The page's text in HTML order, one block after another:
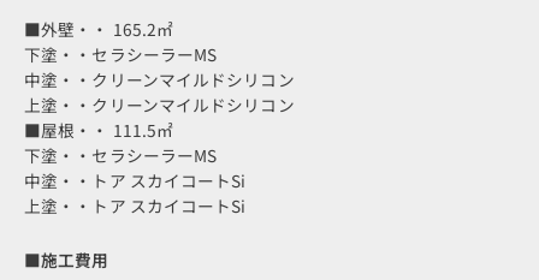
■外壁・・ 165.2㎡
下塗・・セラシーラーMS
中塗・・クリーンマイルドシリコン
上塗・・クリーンマイルドシリコン
■屋根・・ 111.5㎡
下塗・・セラシーラーMS
中塗・・トア スカイコートSi
上塗・・トア スカイコートSi
■施工費用